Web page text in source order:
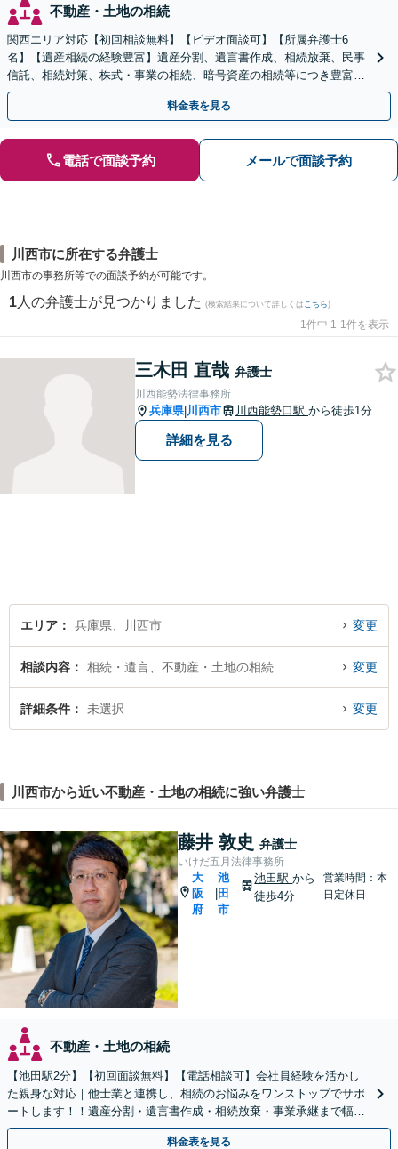
不動産・土地の相続
関西エリア対応【初回相談無料】【ビデオ面談可】【所属弁護士6
名】【遺産相続の経験豊富】遺産分割、遺言書作成、相続放棄、民事
信託、相続対策、株式・事業の相続、暗号資産の相続等につき豊富な
対応実績。【バリアフリー】【完全個室対応】
料金表を見る
電話で面談予約 メールで面談予約
川西市に所在する弁護士
川西市の事務所等での面談予約が可能です。
1 人の弁護士が見つかりました (検索結果について詳しくは こちら)
1件中 1-1件を表示
三木田 直哉 弁護士
川西能勢法律事務所
兵庫県|川西市 川西能勢口駅 から徒歩1分
詳細を見る
エリア 兵庫県、川西市 変更
相談内容 相続・遺言、不動産・土地の相続 変更
詳細条件 未選択 変更
川西市から近い不動産・土地の相続に強い弁護士
藤井 敦史 弁護士
いけだ五月法律事務所
大
阪
府
池
田
市
池田駅から
徒歩4分
営業時間：本
日定休日
不動産・土地の相続
【池田駅2分】【初回面談無料】【電話相談可】会社員経験を活かし
た親身な対応｜他士業と連携し、相続のお悩みをワンストップでサポ
ートします！！遺産分割・遺言書作成・相続放棄・事業承継まで幅広
く対応【休日・夜間対応可】
料金表を見る